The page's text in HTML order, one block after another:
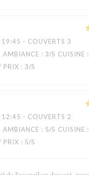
19:45 - COUVERTS 3
AMBIANCE : 3/5 CUISINE :
PRIX : 3/5
12:45 - COUVERTS 2
AMBIANCE : 5/5 CUISINE :
PRIX : 5/5